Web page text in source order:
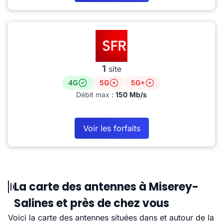
1 site
4G 5G
5G+
Débit max : 150 Mb/s
Voir les forfaits
La carte des antennes à Miserey-
Salines et près de chez vous
Voici la carte des antennes situées dans et autour de la